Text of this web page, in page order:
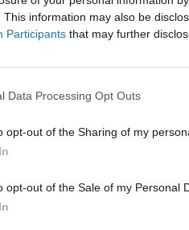
This information may also be
Participants that may further
Data Processing Opt Outs
opt-out of the Sharing of my
opt-out of the Sale of my Personal
τον υπεύθυνο του
πλευρική χώρα.
δράστες στην ευρύτερη
Τμήμα Βλαχιώτη
Ιουνίου στο Γύθειο
Ρομά, ηλικίας 25